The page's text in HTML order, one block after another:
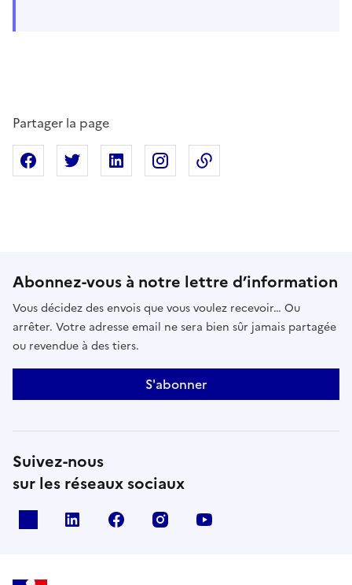
Partager la page
Partager sur Facebook
Partager sur XPartager sur Linkedin
Partager sur Instagram
Abonnez-vous à notre lettre d’information
Vous décidez des envois que vous voulez recevoir… Ou
arrêter. Votre adresse email ne sera bien sûr jamais partagée
ou revendue à des tiers.
S'abonner
Suivez-nous
sur les réseaux sociaux
linkedin facebook instagram